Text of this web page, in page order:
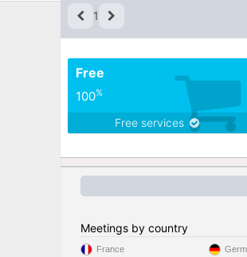
1
Free
100%
Free services
Meetings by country
France